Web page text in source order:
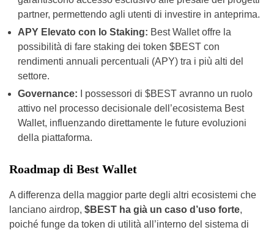
partner, permettendo agli utenti di investire in anteprima.
APY Elevato con lo Staking: Best Wallet offre la
possibilità di fare staking dei token $BEST con
rendimenti annuali percentuali (APY) tra i più alti del
settore.
Governance: I possessori di $BEST avranno un ruolo
attivo nel processo decisionale dell’ecosistema Best
Wallet, influenzando direttamente le future evoluzioni
della piattaforma.
Roadmap di Best Wallet
A differenza della maggior parte degli altri ecosistemi che
lanciano airdrop, $BEST ha già un caso d’uso forte,
poiché funge da token di utilità all’interno del sistema di